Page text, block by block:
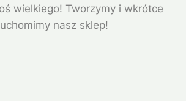
wielkiego! Tworzymy i wkrótce
nasz sklep!